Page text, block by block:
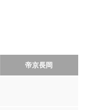
帝京長岡